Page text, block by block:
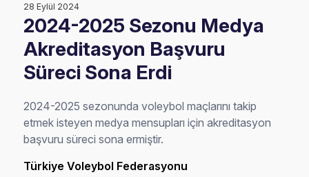
28 Eylül 2024
2024-2025 Sezonu Medya
Akreditasyon Başvuru
Süreci Sona Erdi
2024-2025 sezonunda voleybol maçlarını takip
etmek isteyen medya mensupları için akreditasyon
başvuru süreci sona ermiştir.
Türkiye Voleybol Federasyonu